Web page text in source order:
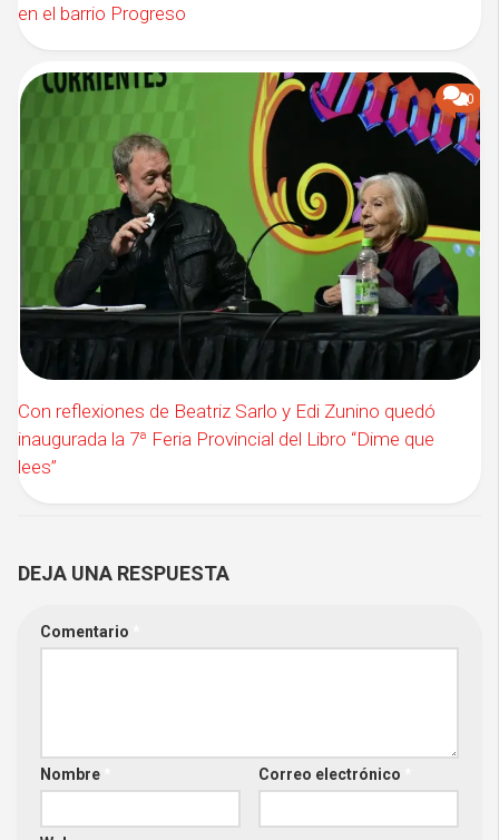
en el barrio Progreso
0
Con reflexiones de Beatriz Sarlo y Edi Zunino quedó
inaugurada la 7ª Feria Provincial del Libro “Dime que
lees”
DEJA UNA RESPUESTA
Comentario
Nombre Correo electrónico